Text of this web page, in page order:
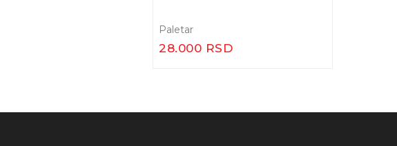
Paletar
28.000 RSD